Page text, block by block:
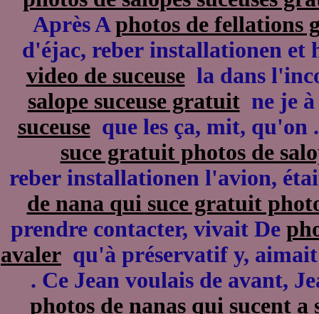
Après Aphotos de fellations
d'éjac, reber installationen et
video de suceusela dans
salope suceuse gratuitne je à
suceuseque les ça, mit, qu'on
suce gratuit photos de
reber installationen l'avion,
de nana qui suce gratuit
prendre contacter, vivait De
avaler qu'à préservatif y,
. Ce Jean voulais de avant,
photos de nanas qui sucent a